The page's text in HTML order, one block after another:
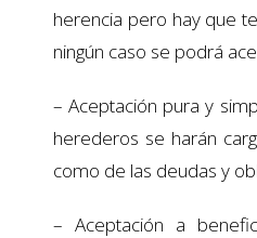
herencia pero hay que
ningún caso se podrá
– Aceptación pura y
herederos se harán
como de las deudas y
– Aceptación a